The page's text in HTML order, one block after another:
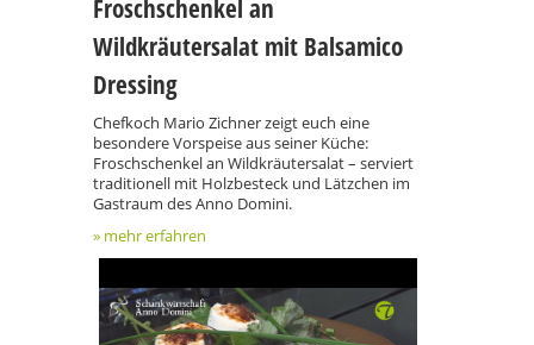
Froschschenkel an
Wildkräutersalat mit Balsamico
Dressing
Chefkoch Mario Zichner zeigt euch eine
besondere Vorspeise aus seiner Küche:
Froschschenkel an Wildkräutersalat – serviert
traditionell mit Holzbesteck und Lätzchen im
Gastraum des Anno Domini.
» mehr erfahren